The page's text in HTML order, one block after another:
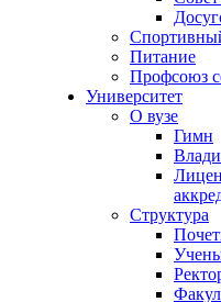
Питание
Профсоюз
Университет
О вузе
Гимн
Структура